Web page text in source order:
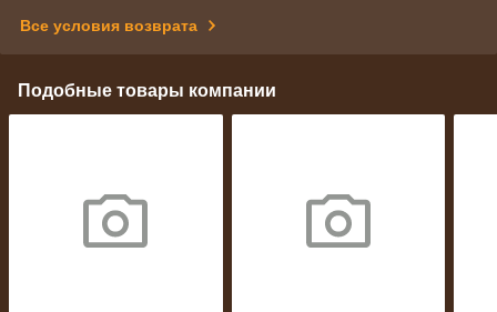
Все условия возврата
Подобные товары компании